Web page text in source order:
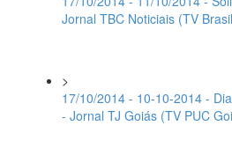
Jornal TBC Noticiais (TV
>
17/10/2014 - 10-10-2014 -
- Jornal TJ Goiás (TV PUC